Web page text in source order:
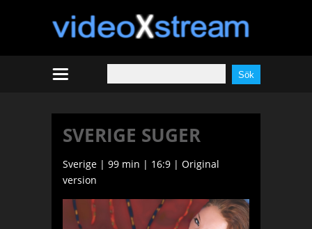
SVERIGE SUGER
Sverige | 99 min | 16:9 | Original
version